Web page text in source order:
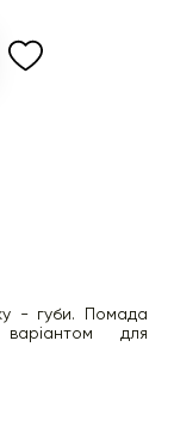
- губи. Помада
для